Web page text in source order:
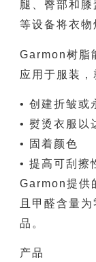
腿、臀部和
等设备将衣物
Garmon树脂
应用于服装，
• 创建折皱或
• 熨烫衣服以
• 固着颜色
• 提高可刮擦
Garmon提供
且甲醛含量
品。
产品